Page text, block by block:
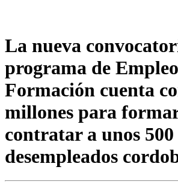
La nueva
programa de
Formación cuenta
millones para
contratar a unos 500
desempleados